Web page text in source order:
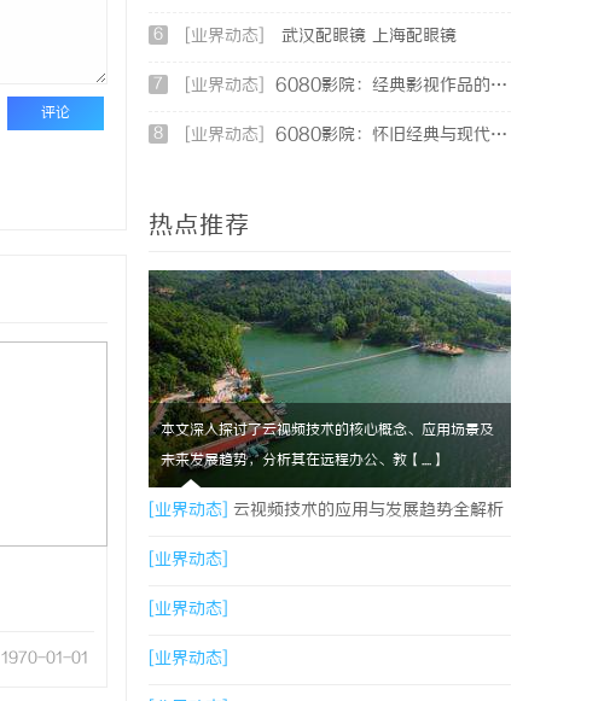
评论
1970-01-01
6 [业界动态] 武汉配眼镜 上海配眼镜
7 [业界动态] 6080影院：经典影视作品的极致观影体验
8 [业界动态] 6080影院：怀旧经典与现代影视的完美融合体验
热点推荐
本文深入探讨了云视频技术的核心概念、应用场景及
未来发展趋势，分析其在远程办公、教【....】
[业界动态] 云视频技术的应用与发展趋势全解析
[业界动态]
[业界动态]
[业界动态]